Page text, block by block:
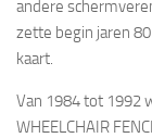
andere
zette begin jaren
kaart.
Van 1984 tot 1992
WHEELCHAIR